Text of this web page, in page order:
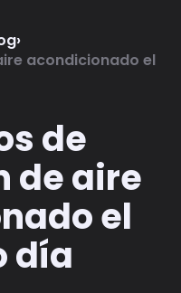
›
acondicionado el
de
de aire
el
día